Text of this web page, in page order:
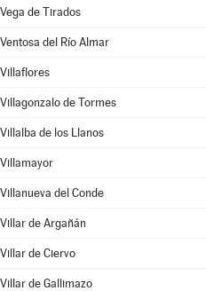
Vega de Tirados
Ventosa del Río Almar
Villaflores
Villagonzalo de Tormes
Villalba de los Llanos
Villamayor
Villanueva del Conde
Villar de Argañán
Villar de Ciervo
Villar de Gallimazo